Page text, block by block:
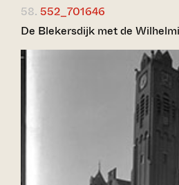
58. 552_701646
De Blekersdijk met de